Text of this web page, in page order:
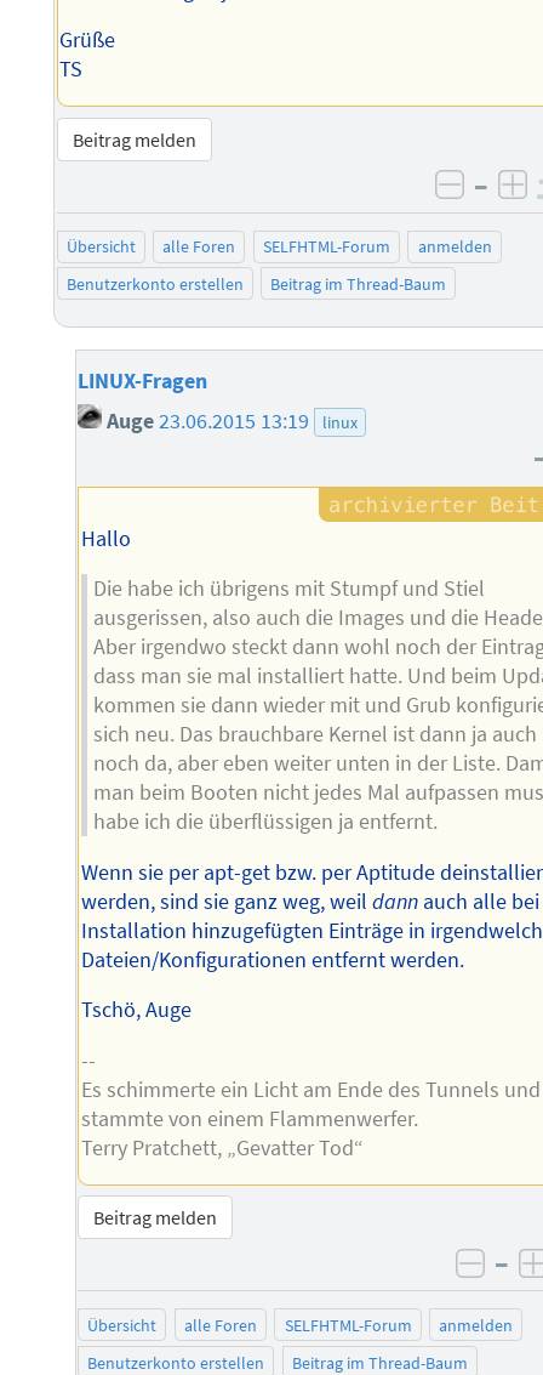
Grüße
TS
Beitrag melden
–
Übersicht alle Foren SELFHTML-Forum
anmelden
Benutzerkonto erstellen
Beitrag im Thread-Baum
LINUX-Fragen
Auge23.06.2015 13:19 linux
Hallo
Die habe ich übrigens mit Stumpf und Stiel
ausgerissen, also auch die Images und die
Aber irgendwo steckt dann wohl noch der
dass man sie mal installiert hatte. Und beim
kommen sie dann wieder mit und Grub
sich neu. Das brauchbare Kernel ist dann ja auch
noch da, aber eben weiter unten in der Liste.
man beim Booten nicht jedes Mal aufpassen
habe ich die überflüssigen ja entfernt.
Wenn sie per apt-get bzw. per Aptitude
werden, sind sie ganz weg, weildann auch alle
Installation hinzugefügten Einträge in
Dateien/Konfigurationen entfernt werden.
Tschö, Auge
--
Es schimmerte ein Licht am Ende des Tunnels
stammte von einem Flammenwerfer.
Terry Pratchett, „Gevatter Tod“
Beitrag melden
–
Übersicht alle Foren SELFHTML-Forum
anmelden
Benutzerkonto erstellen
Beitrag im Thread-Baum